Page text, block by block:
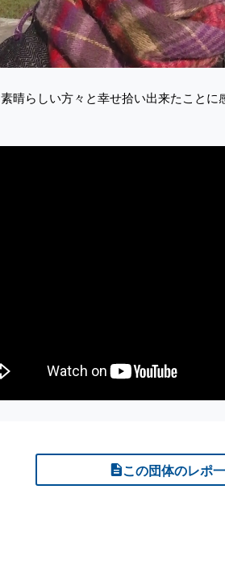
らしい方々と幸せ拾い出来たことに
この団体のレポ